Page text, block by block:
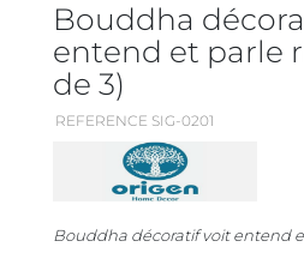
Bouddha
entend et parle
de 3)
REFERENCE SIG-0201
Bouddha décoratif voit entend